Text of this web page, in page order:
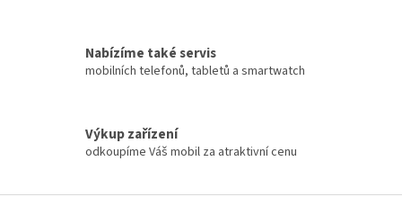
Nabízíme také servis
mobilních telefonů, tabletů a smartwatch
Výkup zařízení
odkoupíme Váš mobil za atraktivní cenu